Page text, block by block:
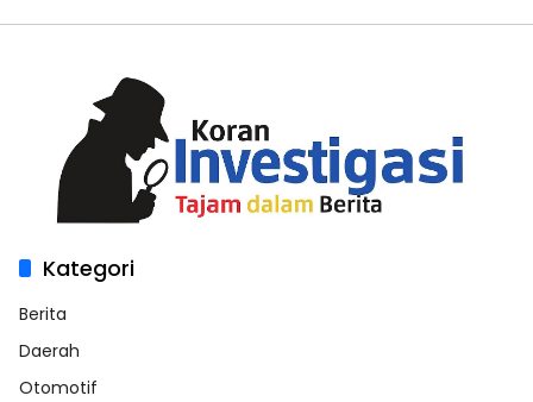
Kategori
Berita
Daerah
Otomotif